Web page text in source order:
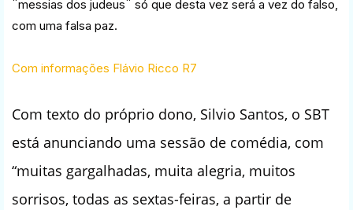
¨messias dos judeus¨ só que desta vez será a vez do falso,
com uma falsa paz.
Com informações Flávio Ricco R7
Com texto do próprio dono, Silvio Santos, o SBT
está anunciando uma sessão de comédia, com
“muitas gargalhadas, muita alegria, muitos
sorrisos, todas as sextas-feiras, a partir de